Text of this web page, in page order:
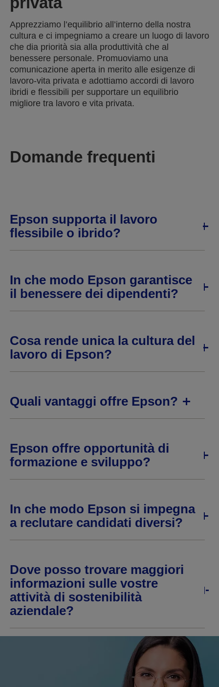
Apprezziamo l’equilibrio all’interno della nostra
cultura e ci impegniamo a creare un luogo di lavoro
che dia priorità sia alla produttività che al
benessere personale. Promuoviamo una
comunicazione aperta in merito alle esigenze di
lavoro-vita privata e adottiamo accordi di lavoro
ibridi e flessibili per supportare un equilibrio
migliore tra lavoro e vita privata.
Domande frequenti
Epson supporta il lavoro
flessibile o ibrido?
In che modo Epson garantisce
il benessere dei dipendenti?
Cosa rende unica la cultura del
lavoro di Epson?
Quali vantaggi offre Epson?
Epson offre opportunità di
formazione e sviluppo?
In che modo Epson si impegna
a reclutare candidati diversi?
Dove posso trovare maggiori
informazioni sulle vostre
attività di sostenibilità
aziendale?